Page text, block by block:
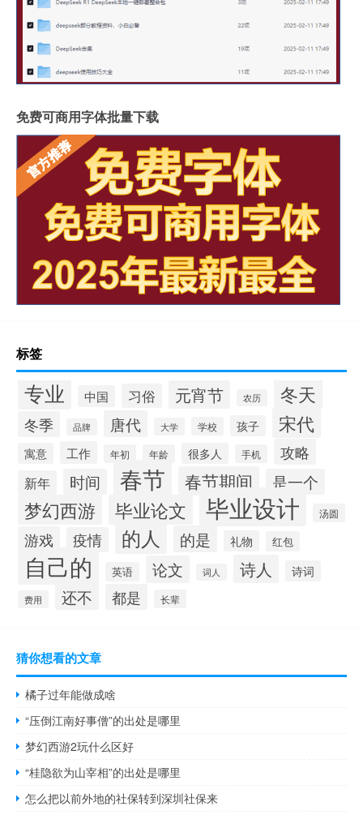
免费可商用字体批量下载
标签
专业 中国 习俗 元宵节 农历 冬天
冬季 品牌 唐代 大学 学校 孩子 宋代
寓意 工作 年初 年龄 很多人 手机 攻略
新年 时间 春节 春节期间 是一个
梦幻西游 毕业论文 毕业设计 汤圆
游戏 疫情 的人 的是 礼物 红包
自己的 英语 论文 词人 诗人 诗词
费用 还不 都是 长辈
猜你想看的文章
橘子过年能做成啥
“压倒江南好事僧”的出处是哪里
梦幻西游2玩什么区好
“桂隐欲为山宰相”的出处是哪里
怎么把以前外地的社保转到深圳社保来